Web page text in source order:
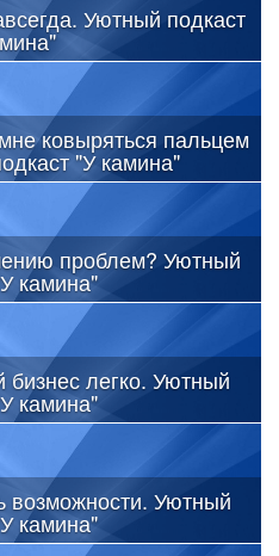
Уютный подкаст
ковыряться пальцем
"У камина"
проблем? Уютный
камина"
легко. Уютный
камина"
возможности. Уютный
камина"